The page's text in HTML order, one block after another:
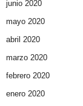
junio 2020
mayo 2020
abril 2020
marzo 2020
febrero 2020
enero 2020